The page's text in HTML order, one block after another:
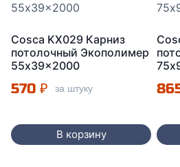
Cosca KX029 Карниз
потолочный Экополимер
55x39x2000
570 ₽ за штуку
В корзину